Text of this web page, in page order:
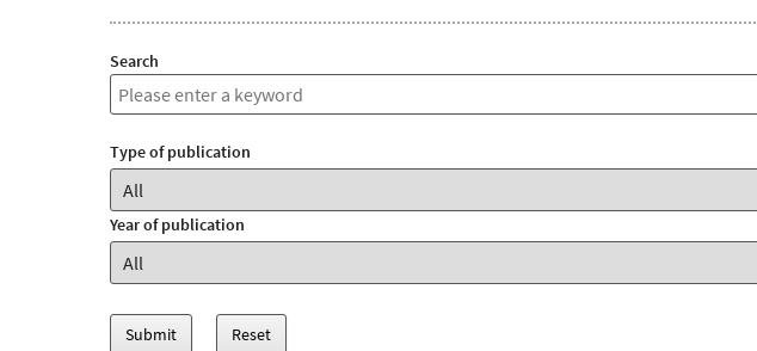
Search
Type of publication
Year of publication